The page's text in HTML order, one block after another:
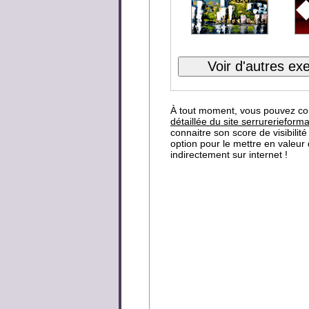
À tout moment, vous pouvez
détaillée du site
connaitre son score de
option pour le mettre en valeur
indirectement sur internet !